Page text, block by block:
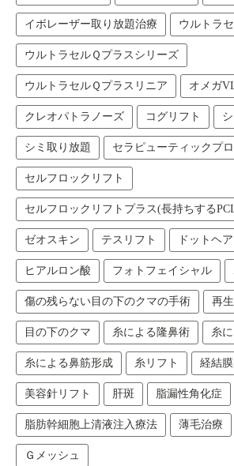
イボレーザー取り放題治療 ウルトラ
ウルトラセルＱプラスシリーズ
ウルトラセルＱプラスリニア オメガ
クレオパトラノーズ コグリフト
シミ取り放題 セラピューティックプ
セルフロックリフト
セルフロックリフトプラス(長持ちする
ゼオスキン テスリフト ドットヘア
ヒアルロン酸 フォトフェイシャル
傷の残らない目の下のクマの手術 再
目の下のクマ 糸による隆鼻術 糸
糸による鼻筋形成 糸リフト 経結
美容針リフト 肝斑 脂漏性角化症
脂肪幹細胞上清液注入療法 薄毛治療
Ｇメッシュ